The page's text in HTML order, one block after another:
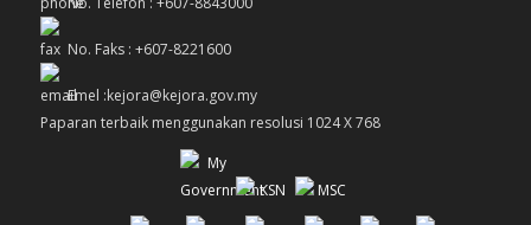
No. Faks : +607-8221600
Emel :kejora@kejora.gov.my
Paparan terbaik menggunakan resolusi 1024 X 768